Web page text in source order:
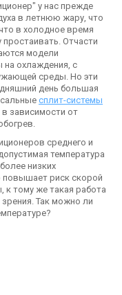
у нас прежде
в летнюю жару, что
в холодное время
Отчасти
модели
на охлаждения, с
среды. Но эти
день большая
сплит-системы
в зависимости от
среднего и
температура
низких
повышает риск скорой
к тому же такая работа
Так можно ли